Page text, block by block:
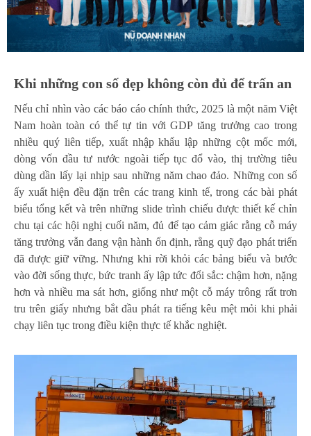
Khi những con số đẹp không còn đủ để trấn an
Nếu chỉ nhìn vào các báo cáo chính thức, 2025 là một năm Việt
Nam hoàn toàn có thể tự tin với GDP tăng trưởng cao trong
nhiều quý liên tiếp, xuất nhập khẩu lập những cột mốc mới,
dòng vốn đầu tư nước ngoài tiếp tục đổ vào, thị trường tiêu
dùng dần lấy lại nhịp sau những năm chao đảo. Những con số
ấy xuất hiện đều đặn trên các trang kinh tế, trong các bài phát
biểu tổng kết và trên những slide trình chiếu được thiết kế chỉn
chu tại các hội nghị cuối năm, đủ để tạo cảm giác rằng cỗ máy
tăng trưởng vẫn đang vận hành ổn định, rằng quỹ đạo phát triển
đã được giữ vững. Nhưng khi rời khỏi các bảng biểu và bước
vào đời sống thực, bức tranh ấy lập tức đổi sắc: chậm hơn, nặng
hơn và nhiều ma sát hơn, giống như một cỗ máy trông rất trơn
tru trên giấy nhưng bắt đầu phát ra tiếng kêu mệt mỏi khi phải
chạy liên tục trong điều kiện thực tế khắc nghiệt.